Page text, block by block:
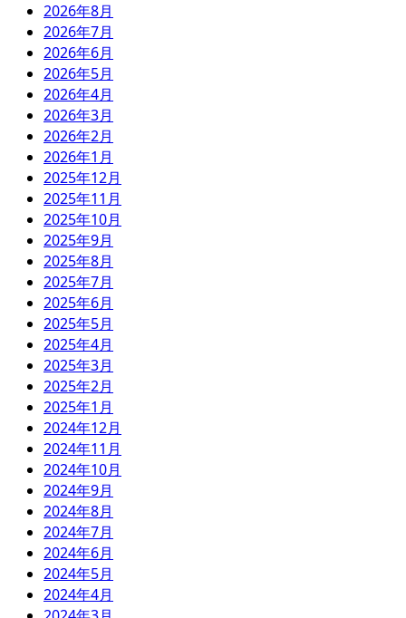
2026年8月
2026年7月
2026年6月
2026年5月
2026年4月
2026年3月
2026年2月
2026年1月
2025年12月
2025年11月
2025年10月
2025年9月
2025年8月
2025年7月
2025年6月
2025年5月
2025年4月
2025年3月
2025年2月
2025年1月
2024年12月
2024年11月
2024年10月
2024年9月
2024年8月
2024年7月
2024年6月
2024年5月
2024年4月